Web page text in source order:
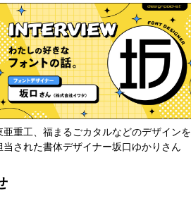
亜重工、福まるごカタルなどのデザインを
当された書体デザイナー坂口ゆかりさん